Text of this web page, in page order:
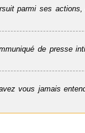
parmi ses
de presse
vous jamais